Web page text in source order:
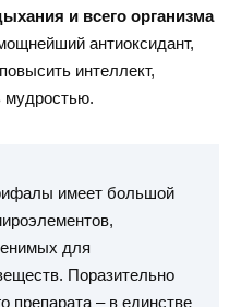
и всего организма
антиоксидант,
интеллект,
мудростью.
имеет большой
для
Поразительно
препарата – в единстве